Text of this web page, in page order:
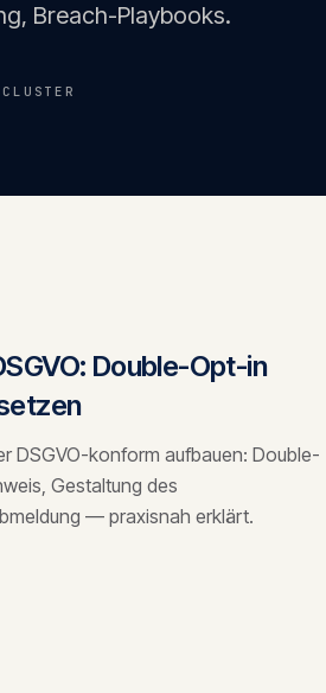
Breach-Playbooks.
Double-Opt-in
DSGVO-konform aufbauen: Double-
Gestaltung des
— praxisnah erklärt.